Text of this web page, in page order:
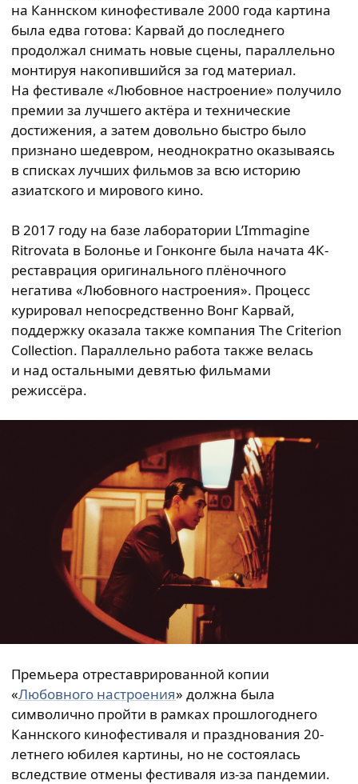
на Каннском кинофестивале 2000 года картина
была едва готова: Карвай до последнего
продолжал снимать новые сцены, параллельно
монтируя накопившийся за год материал.
На фестивале «Любовное настроение» получило
премии за лучшего актёра и технические
достижения, а затем довольно быстро было
признано шедевром, неоднократно оказываясь
в списках лучших фильмов за всю историю
азиатского и мирового кино.
В 2017 году на базе лаборатории L’Immagine
Ritrovata в Болонье и Гонконге была начата 4К-
реставрация оригинального плёночного
негатива «Любовного настроения». Процесс
курировал непосредственно Вонг Карвай,
поддержку оказала также компания The Criterion
Collection. Параллельно работа также велась
и над остальными девятью фильмами
режиссёра.
Премьера отреставрированной копии
«Любовного настроения» должна была
символично пройти в рамках прошлогоднего
Каннского кинофестиваля и празднования 20-
летнего юбилея картины, но не состоялась
вследствие отмены фестиваля из-за пандемии.